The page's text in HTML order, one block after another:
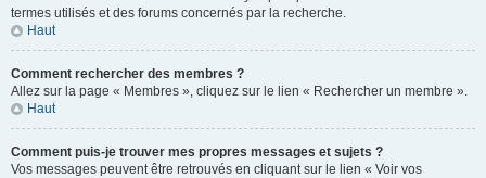
termes utilisés et des forums concernés par la recherche.
Haut
Comment rechercher des membres ?
Allez sur la page « Membres », cliquez sur le lien « Rechercher un membre ».
Haut
Comment puis-je trouver mes propres messages et sujets ?
Vos messages peuvent être retrouvés en cliquant sur le lien « Voir vos